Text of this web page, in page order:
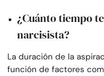
¿Cuánto tiempo
narcisista?
La duración de la
función de factores